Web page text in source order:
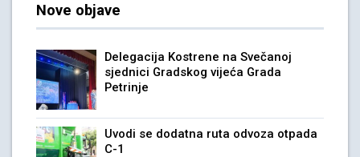
Nove objave
Delegacija Kostrene na Svečanoj
sjednici Gradskog vijeća Grada
Petrinje
Uvodi se dodatna ruta odvoza otpada
C-1